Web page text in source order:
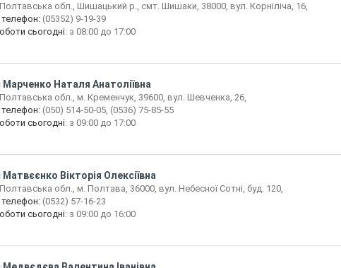
Полтавська обл., Шишацький р., смт. Шишаки, 38000, вул. Корніліча, 16,
(05352) 9-19-39
сьогодні: з 08:00 до 17:00
Марченко Наталя Анатоліївна
Полтавська обл., м. Кременчук, 39600, вул. Шевченка, 26,
(050) 514-50-05, (0536) 75-85-55
сьогодні: з 09:00 до 17:00
Матвєєнко Вікторія Олексіївна
Полтавська обл., м. Полтава, 36000, вул. Небесної Сотні, буд. 120,
(0532) 57-16-23
сьогодні: з 09:00 до 16:00